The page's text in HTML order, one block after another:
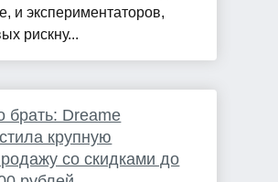
и экспериментаторов,
рискну...
брать: Dreame
крупную
со скидками до